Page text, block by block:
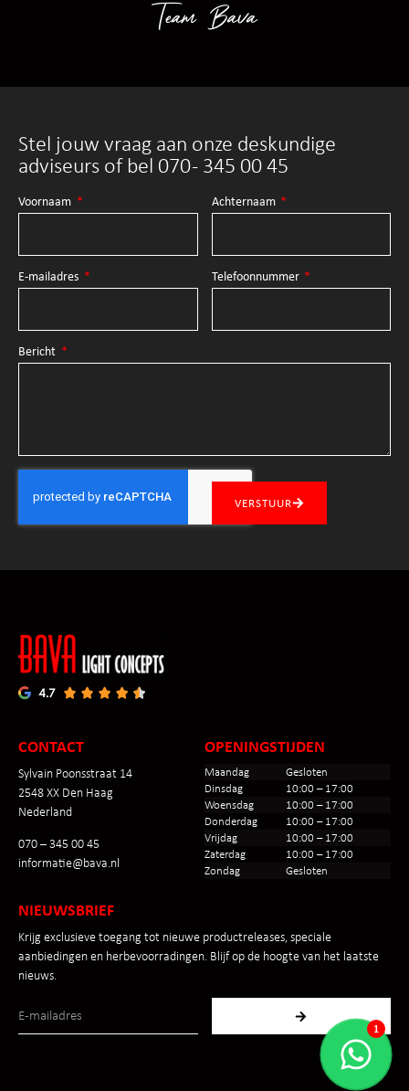
Stel jouw vraag aan onze deskundige
adviseurs of bel 070 - 345 00 45
Voornaam Achternaam
E-mailadres Telefoonnummer
Bericht
VERSTUUR
Team Bava
CONTACT
Sylvain Poonsstraat 14
2548 XX Den Haag
Nederland
070 – 345 00 45
informatie@bava.nl
OPENINGSTIJDEN
Maandag
Gesloten
Dinsdag
10:00 – 17:00
Woensdag
10:00 – 17:00
Donderdag
10:00 – 17:00
Vrijdag
10:00 – 17:00
Zaterdag
10:00 – 17:00
Zondag
Gesloten
NIEUWSBRIEF
Krijg exclusieve toegang tot nieuwe productreleases, speciale
aanbiedingen en herbevoorradingen. Blijf op de hoogte van het laatste
nieuws.